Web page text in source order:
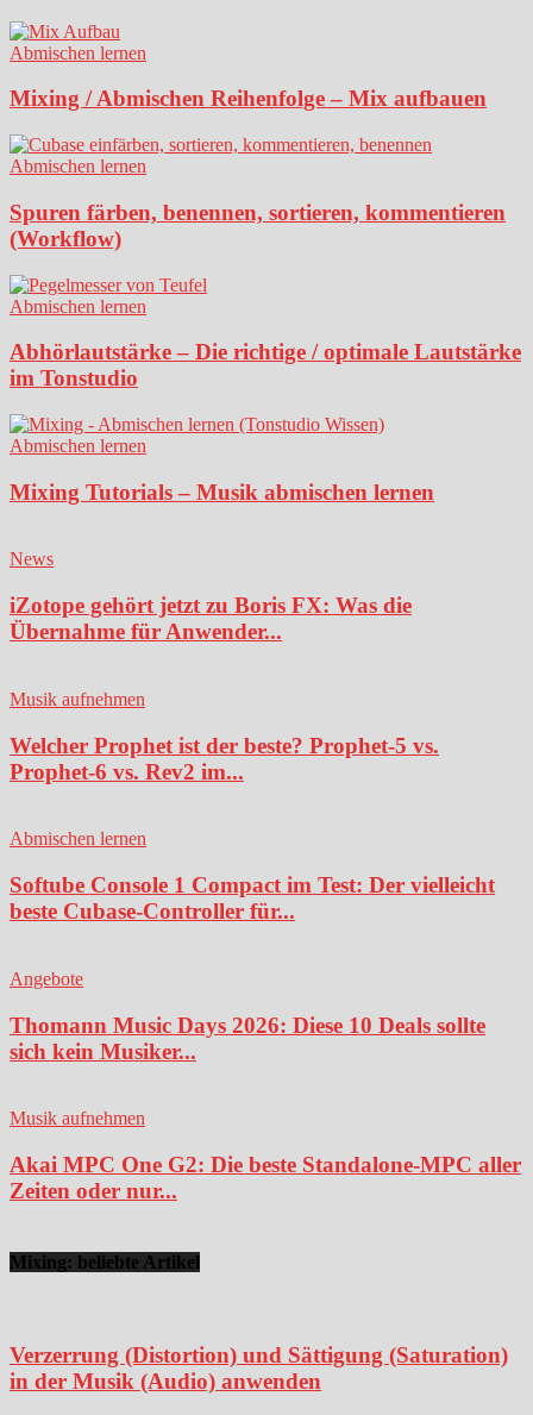
Abmischen lernen
Mixing / Abmischen Reihenfolge – Mix aufbauen
Abmischen lernen
Spuren färben, benennen, sortieren, kommentieren
(Workflow)
Abmischen lernen
Abhörlautstärke – Die richtige / optimale Lautstärke
im Tonstudio
Abmischen lernen
Mixing Tutorials – Musik abmischen lernen
News
iZotope gehört jetzt zu Boris FX: Was die
Übernahme für Anwender...
Musik aufnehmen
Welcher Prophet ist der beste? Prophet-5 vs.
Prophet-6 vs. Rev2 im...
Abmischen lernen
Softube Console 1 Compact im Test: Der vielleicht
beste Cubase-Controller für...
Angebote
Thomann Music Days 2026: Diese 10 Deals sollte
sich kein Musiker...
Musik aufnehmen
Akai MPC One G2: Die beste Standalone-MPC aller
Zeiten oder nur...
Mixing: beliebte Artikel
Verzerrung (Distortion) und Sättigung (Saturation)
in der Musik (Audio) anwenden